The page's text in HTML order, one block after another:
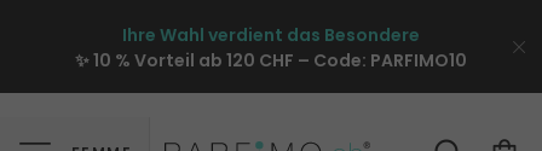
Ihre Wahl verdient das Besondere
✨ 10 % Vorteil ab 120 CHF – Code: PARFIMO10